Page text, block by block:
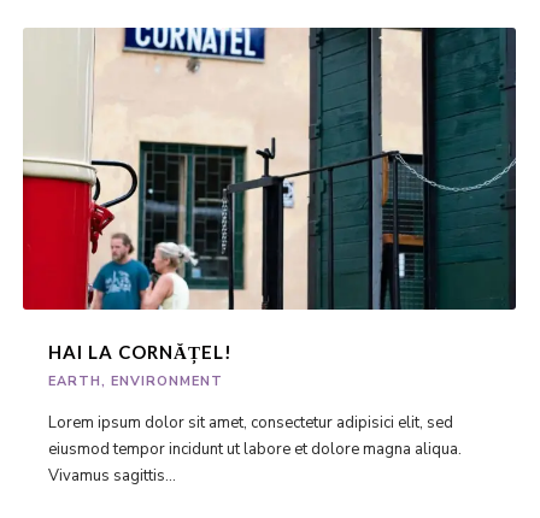
HAI LA CORNĂȚEL!
EARTH, ENVIRONMENT
Lorem ipsum dolor sit amet, consectetur adipisici elit, sed
eiusmod tempor incidunt ut labore et dolore magna aliqua.
Vivamus sagittis...